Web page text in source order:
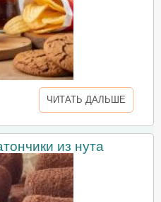
ЧИТАТЬ ДАЛЬШЕ
из нута